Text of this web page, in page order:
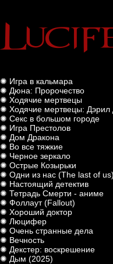
✺ Игра в кальмара
✺ Дюна: Пророчество
✺ Ходячие мертвецы
✺ Ходячие мертвецы: Дэрил
✺ Секс в большом городе
✺ Игра Престолов
✺ Дом Дракона
✺ Во все тяжкие
✺ Черное зеркало
✺ Острые Козырьки
✺ Одни из нас (The last of us)
✺ Настоящий детектив
✺ Тетрадь Смерти - аниме
✺ Фоллаут (Fallout)
✺ Хороший доктор
✺ Люцифер
✺ Очень странные дела
✺ Вечность
✺ Декстер: воскрешение
✺ Дым (2025)